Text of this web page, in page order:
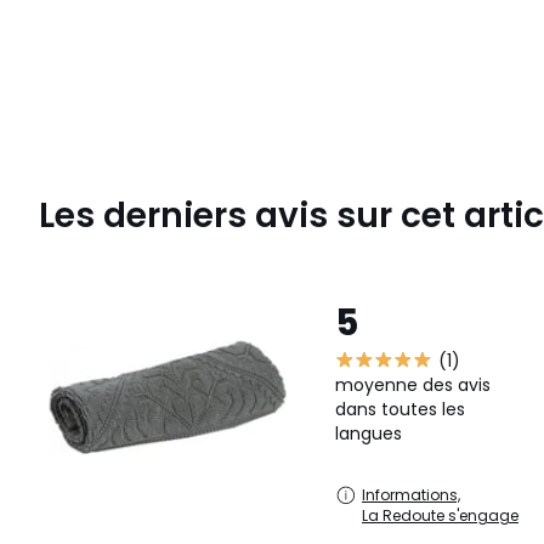
Les derniers avis sur cet
5
(1)
moyenne des avis
dans toutes les
langues
Informations,
La Redoute s'engage